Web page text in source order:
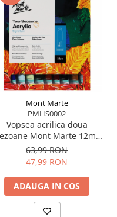
mic atelier magic
fără efort!
micile tale creații să
Mont Marte
PMHS0002
Vopsea acrilica doua
Mont Marte 12ml
18buc/set
63,99 RON
47,99 RON
ADAUGA IN COS